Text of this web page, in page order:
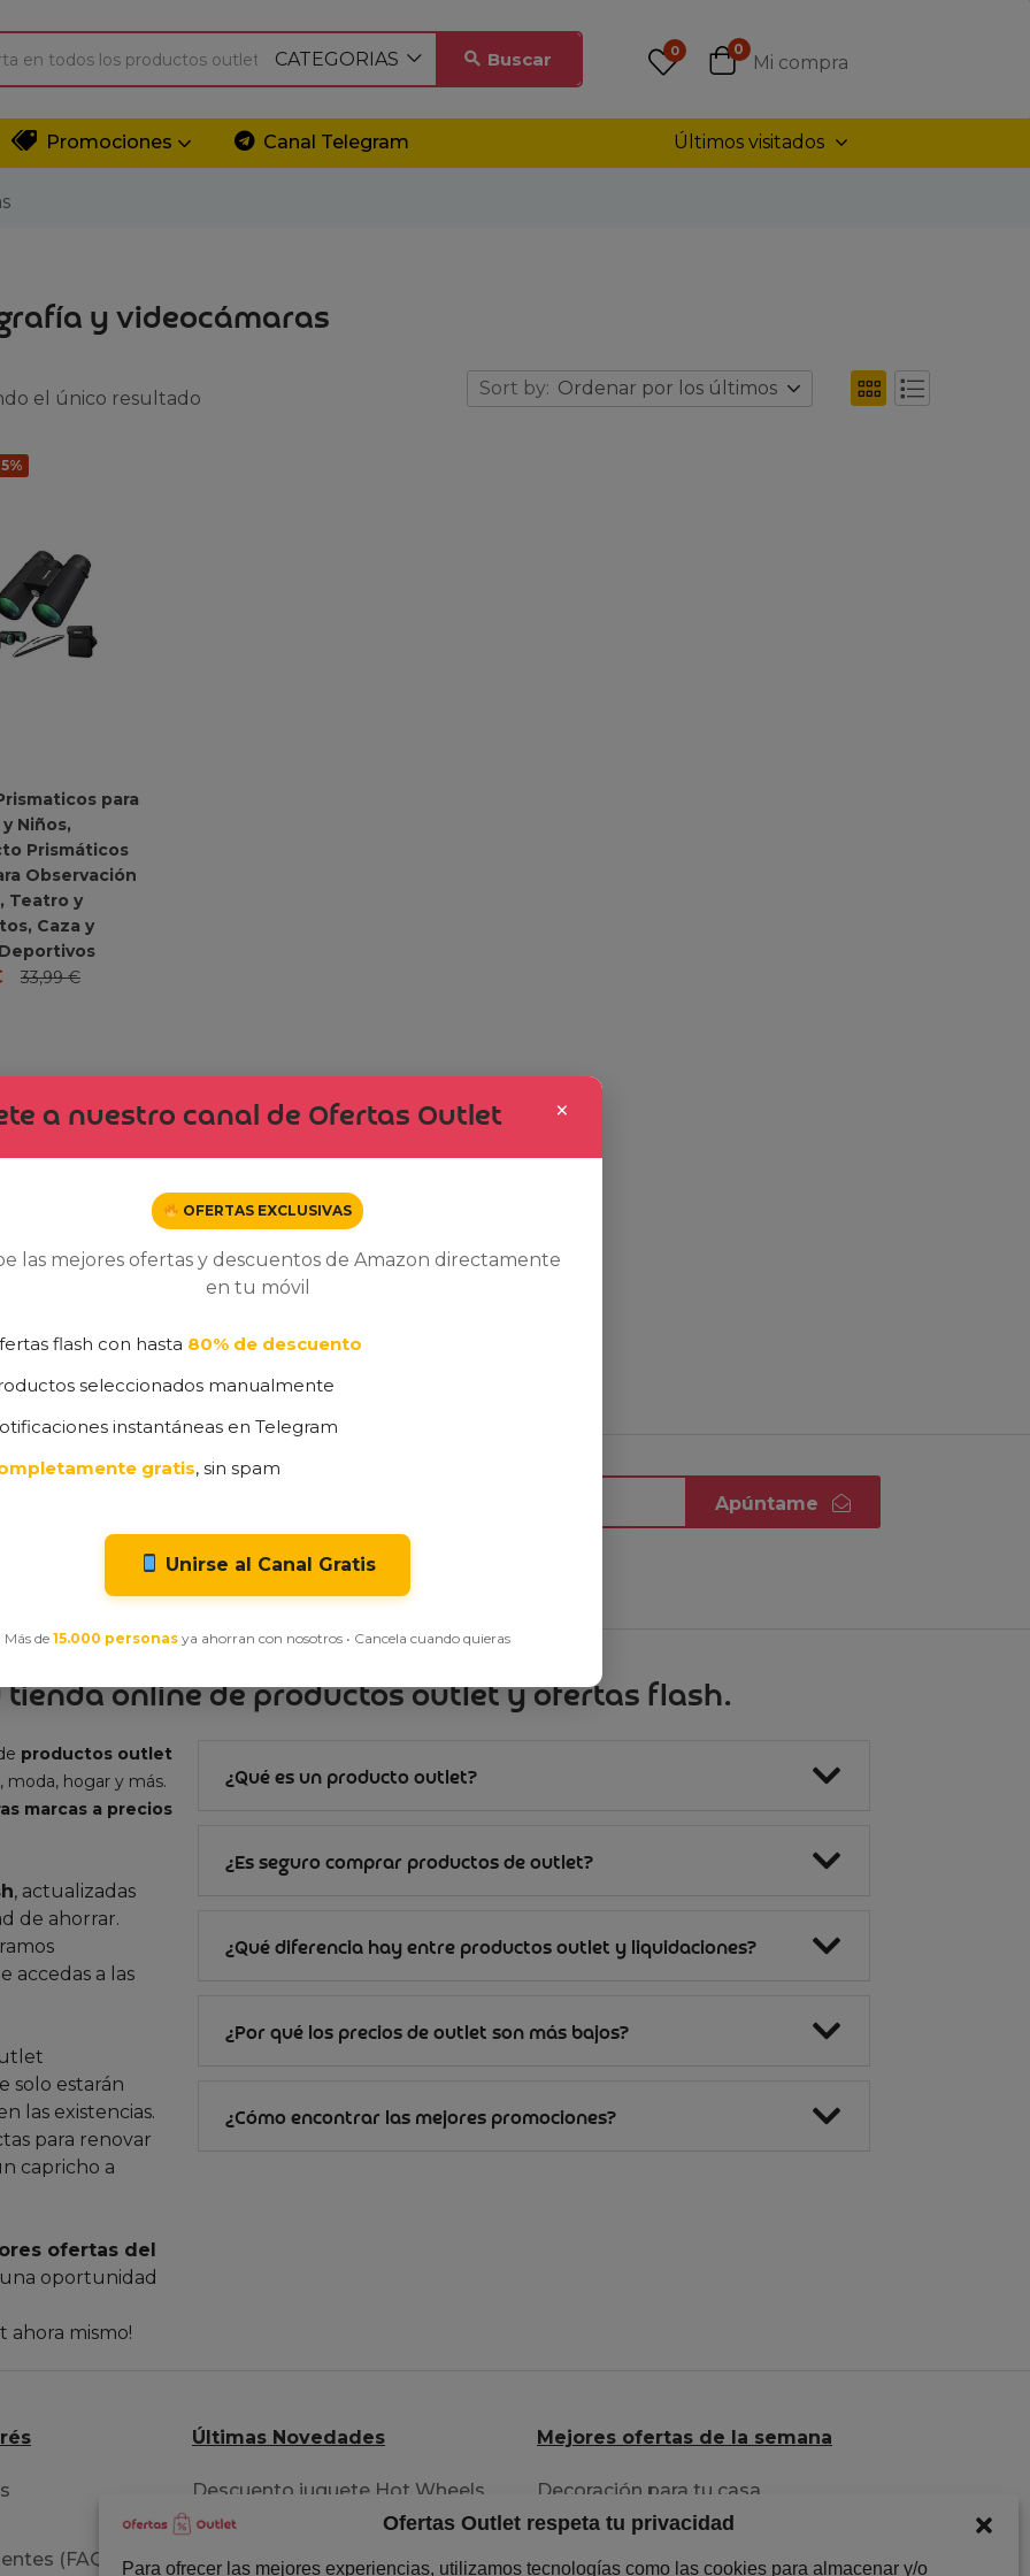
Ofertas Outlet respeta tu privacidad
Para ofrecer las mejores experiencias, utilizamos tecnologías como las cookies para almacenar y/o
CATEGORIAS Buscar 0 0
Mi compra
Promociones Canal Telegram Últimos visitados
y videocámaras
el único resultado Sort by: Ordenar por los últimos
para
Niños,
Prismáticos
Observación
Teatro y
Caza y
33,99€
productos vistos recientemente
ninguno de nuestros productos en oferta
nuestra
y
Apúntame
tienda online de productos outlet y ofertas flash.
productos outlet
hogar y más.
marcas a precios
, actualizadas
de ahorrar.
accedas a las
solo estarán
las existencias.
para renovar
capricho a
ofertas del
oportunidad
ahora mismo!
¿Qué es un producto outlet?
¿Es seguro comprar productos de outlet?
¿Qué diferencia hay entre productos outlet y liquidaciones?
¿Por qué los precios de outlet son más bajos?
¿Cómo encontrar las mejores promociones?
(FAQ)
Últimas Novedades
Descuento juguete Hot Wheels
pista acrobacia
Extensiones para tu cabello
Mejores ofertas de la semana
Decoración para tu casa
Herramientas al mejor precio
Descuentazos en Ropa
×
a nuestro canal de Ofertas Outlet
OFERTAS EXCLUSIVAS
las mejores ofertas y descuentos de Amazon directamente
en tu móvil
flash con hasta 80% de descuento
seleccionados manualmente
instantáneas en Telegram
gratis, sin spam
Unirse al Canal Gratis
Más de 15.000 personas ya ahorran con nosotros • Cancela cuando quieras